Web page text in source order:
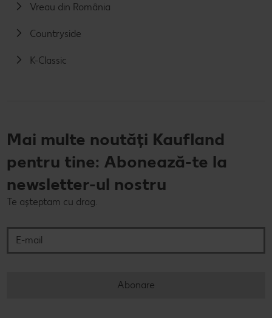
Vreau din România
Countryside
K-Classic
Mai multe noutăți Kaufland
pentru tine: Abonează-te la
newsletter-ul nostru
Te așteptam cu drag.
Abonare